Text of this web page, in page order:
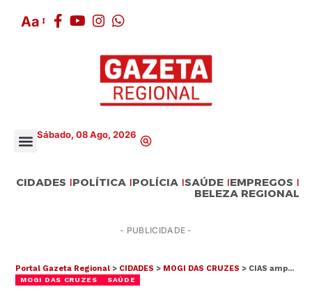
Aa
Sábado, 08 Ago, 2026
CIDADES POLÍTICA POLÍCIA SAÚDE EMPREGOS
BELEZA REGIONAL
- PUBLICIDADE -
Portal Gazeta Regional > CIDADES > MOGI DAS CRUZES > CIAS amplia qualidade da saúde em Mogi
MOGI DAS CRUZES SAÚDE